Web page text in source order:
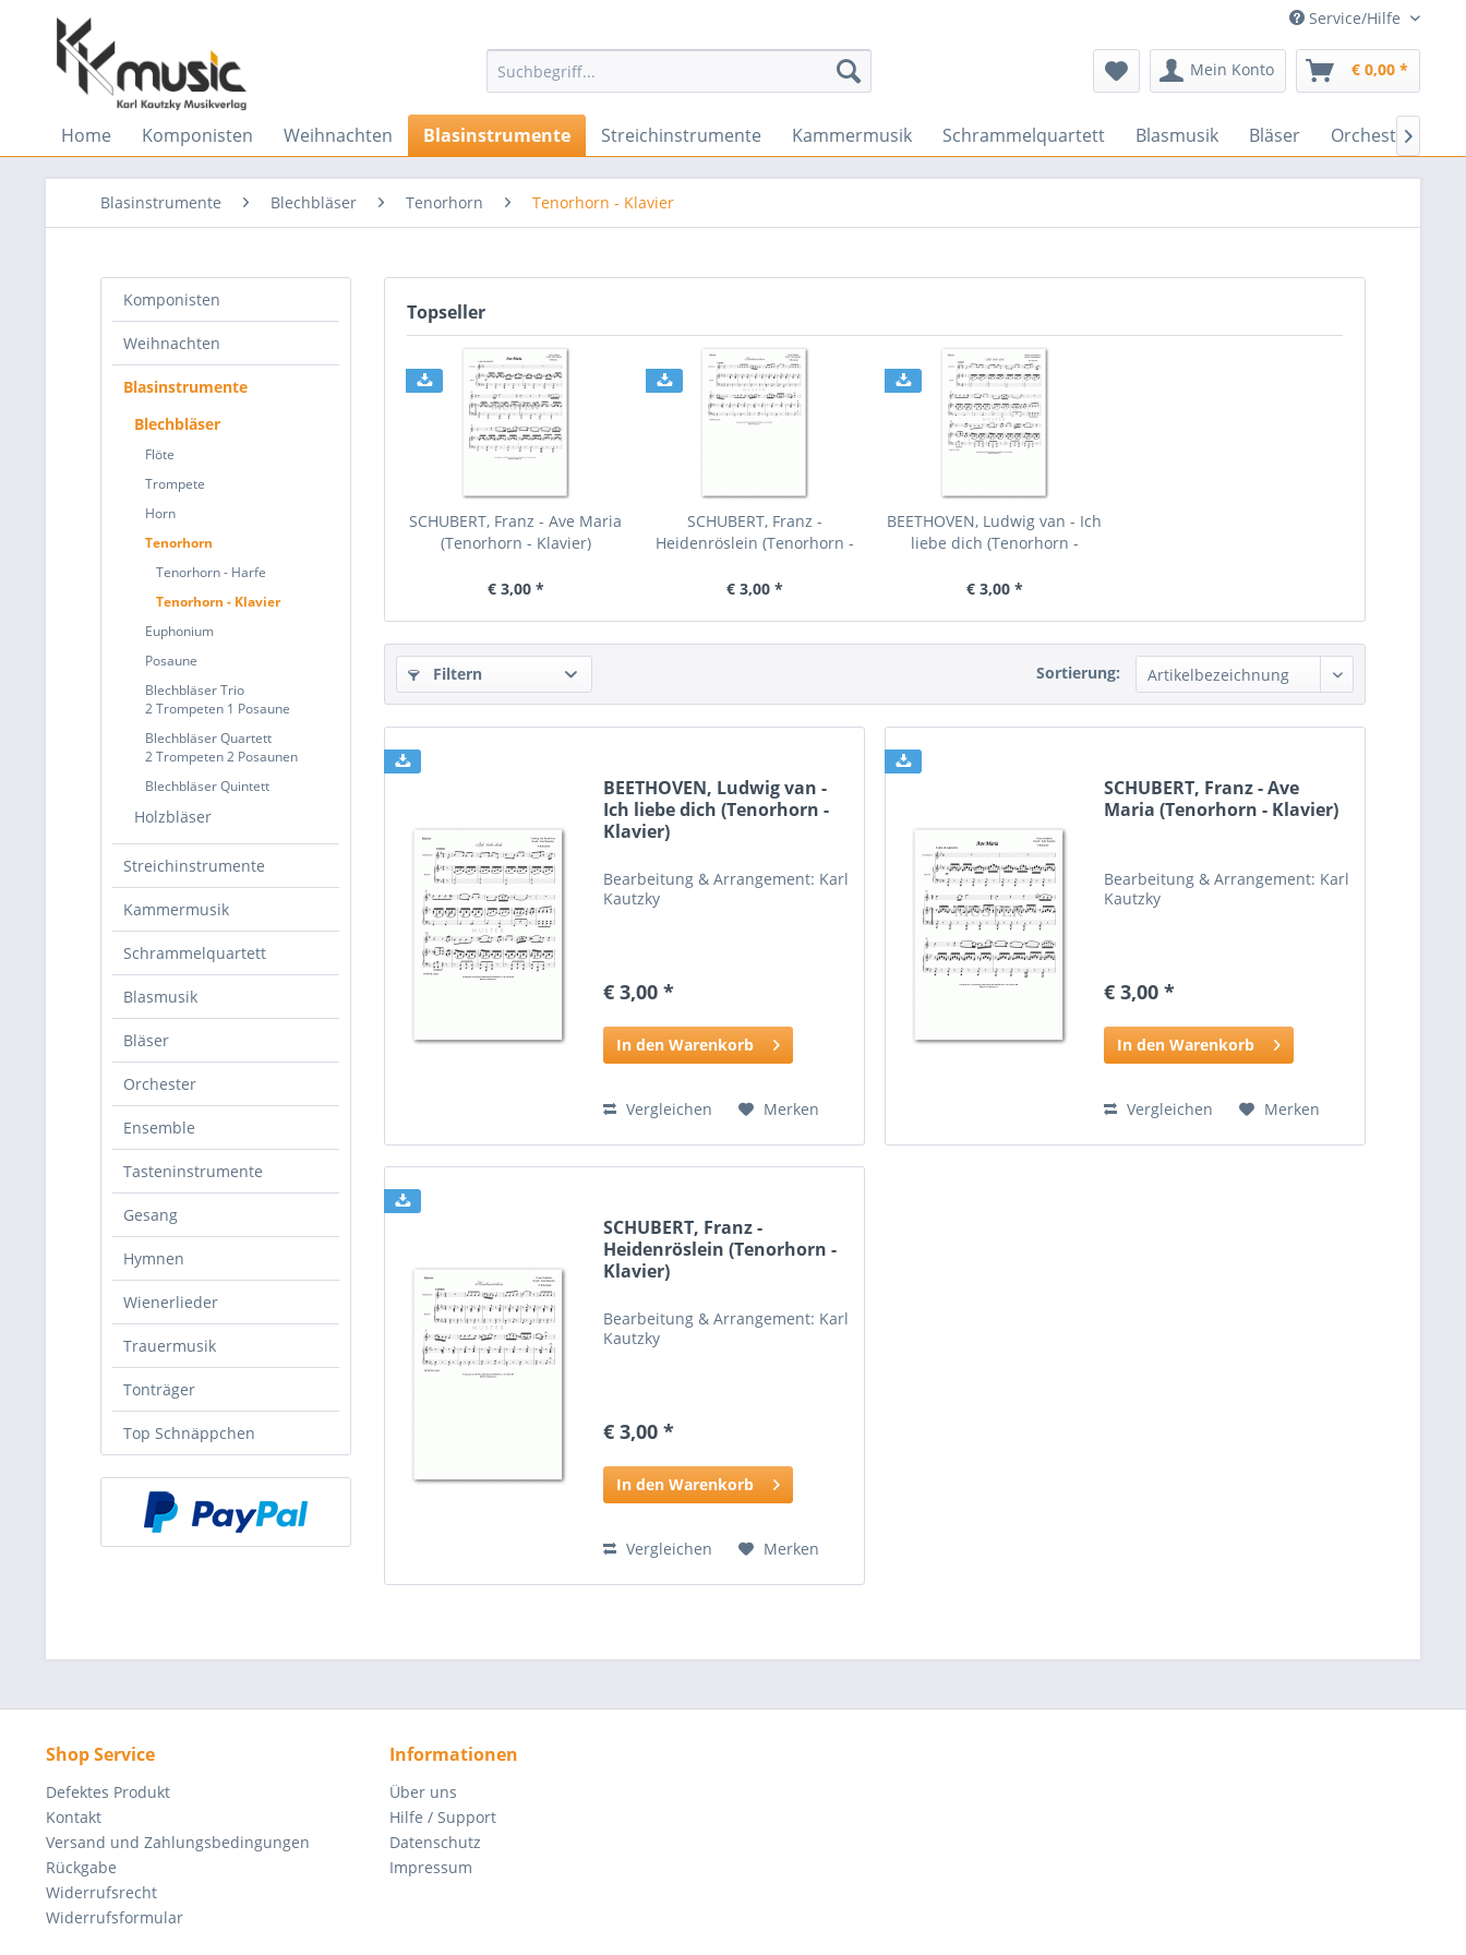
Service/Hilfe
Mein Konto € 0,00 *
Home Komponisten Weihnachten Blasinstrumente Streichinstrumente Kammermusik Schrammelquartett Blasmusik Bläser Orchester

Blasinstrumente Blechbläser Tenorhorn Tenorhorn - Klavier
Komponisten
Weihnachten
Blasinstrumente
Blechbläser
Flöte
Trompete
Horn
Tenorhorn
Tenorhorn - Harfe
Tenorhorn - Klavier
Euphonium
Posaune
Blechbläser Trio
2 Trompeten 1 Posaune
Blechbläser Quartett
2 Trompeten 2 Posaunen
Blechbläser Quintett
Holzbläser
Streichinstrumente
Kammermusik
Schrammelquartett
Blasmusik
Bläser
Orchester
Ensemble
Tasteninstrumente
Gesang
Hymnen
Wienerlieder
Trauermusik
Tonträger
Top Schnäppchen
Topseller
SCHUBERT, Franz - Ave Maria
(Tenorhorn - Klavier)
€ 3,00 *
SCHUBERT, Franz -
Heidenröslein (Tenorhorn -
€ 3,00 *
BEETHOVEN, Ludwig van - Ich
liebe dich (Tenorhorn -
€ 3,00 *
Filtern Sortierung:
BEETHOVEN, Ludwig van -
Ich liebe dich (Tenorhorn -
Klavier)
Bearbeitung & Arrangement: Karl
Kautzky
€ 3,00 *
In den Warenkorb
Vergleichen Merken
SCHUBERT, Franz - Ave
Maria (Tenorhorn - Klavier)
Bearbeitung & Arrangement: Karl
Kautzky
€ 3,00 *
In den Warenkorb
Vergleichen Merken
SCHUBERT, Franz -
Heidenröslein (Tenorhorn -
Klavier)
Bearbeitung & Arrangement: Karl
Kautzky
€ 3,00 *
In den Warenkorb
Vergleichen Merken
Shop Service
Defektes Produkt
Kontakt
Versand und Zahlungsbedingungen
Rückgabe
Widerrufsrecht
Widerrufsformular
Informationen
Über uns
Hilfe / Support
Datenschutz
Impressum